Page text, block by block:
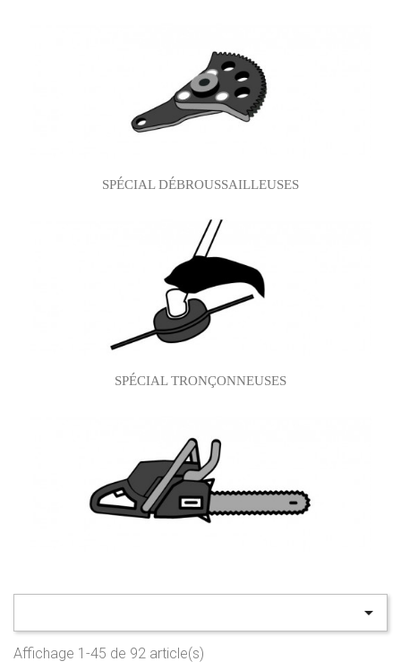
SPÉCIAL DÉBROUSSAILLEUSES
SPÉCIAL TRONÇONNEUSES

Affichage 1-45 de 92 article(s)